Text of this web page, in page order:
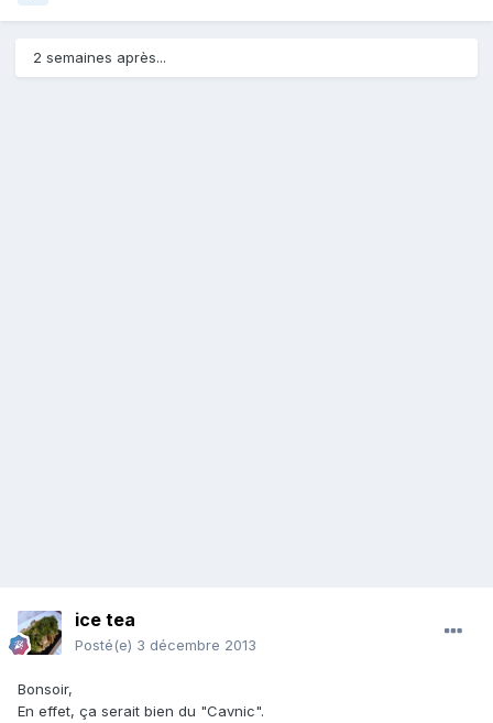
2 semaines après...
ice tea
Posté(e) 3 décembre 2013
Bonsoir,
En effet, ça serait bien du "Cavnic".